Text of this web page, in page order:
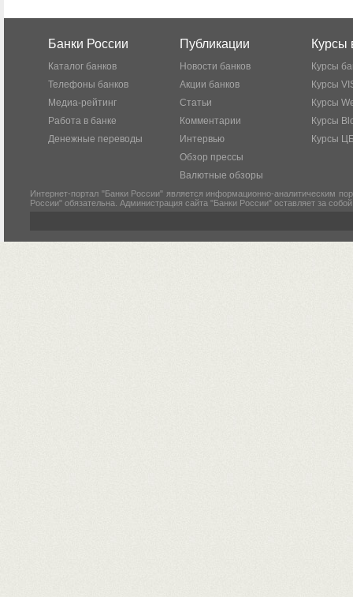
Банки России
Каталог банков
Телефоны банков
Медиа-рейтинг
Работа в банке
Денежные переводы
Публикации
Новости банков
Акции банков
Статьи
Комментарии
Интервью
Обзор прессы
Валютные обзоры
Курсы
Курсы
Курсы
Курсы
Курсы
Курсы
Интернет-портал "Банки России" является информационно-аналитическим
России" обязательна. Администрация сайта "Банки России" оставляет за